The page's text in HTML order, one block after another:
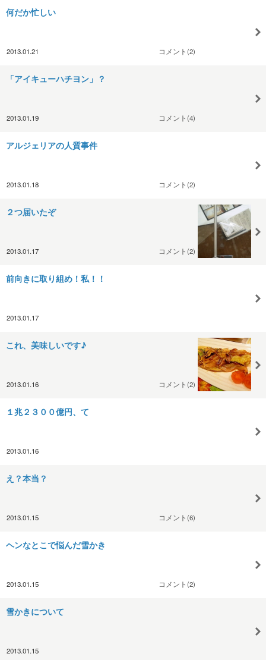
何だか忙しい
2013.01.21 コメント(2)
「アイキューハチヨン」？
2013.01.19 コメント(4)
アルジェリアの人質事件
2013.01.18 コメント(2)
２つ届いたぞ
2013.01.17 コメント(2)
前向きに取り組め！私！！
2013.01.17
これ、美味しいです♪
2013.01.16 コメント(2)
１兆２３００億円、て
2013.01.16
え？本当？
2013.01.15 コメント(6)
ヘンなとこで悩んだ雪かき
2013.01.15 コメント(2)
雪かきについて
2013.01.15